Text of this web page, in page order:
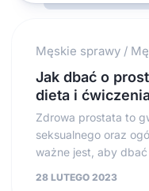
Męskie sprawy /
Jak dbać o
dieta i
Zdrowa prostata to
seksualnego oraz
ważne jest, aby
28 LUTEGO 2023